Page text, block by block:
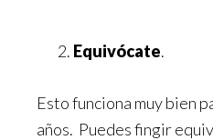
Equivócate.
Esto funciona muy bien
años. Puedes fingir